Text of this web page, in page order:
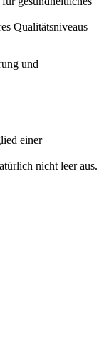
Qualitätsniveaus
und
einer
nicht leer aus.